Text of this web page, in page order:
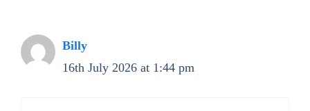
Billy
16th July 2026 at 1:44 pm